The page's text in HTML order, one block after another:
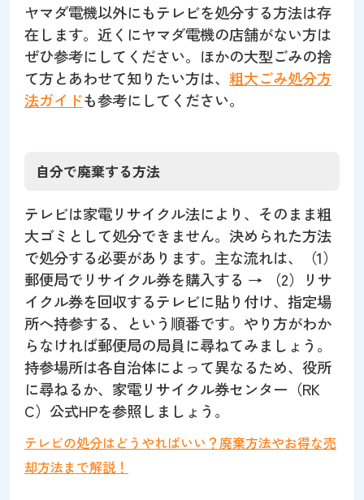
ヤマダ電機以外にもテレビを処分する方法は存
在します。近くにヤマダ電機の店舗がない方は
ぜひ参考にしてください。ほかの大型ごみの捨
て方とあわせて知りたい方は、 粗大ごみ処分方
法ガイドも参考にしてください。
自分で廃棄する方法
テレビは家電リサイクル法により、そのまま粗
大ゴミとして処分できません。決められた方法
で処分する必要があります。主な流れは、（1）
郵便局でリサイクル券を購入する → （2）リサ
イクル券を回収するテレビに貼り付け、指定場
所へ持参する、という順番です。やり方がわか
らなければ郵便局の局員に尋ねてみましょう。
持参場所は各自治体によって異なるため、役所
に尋ねるか、家電リサイクル券センター（RK
C）公式HPを参照しましょう。
テレビの処分はどうやればいい？廃棄方法やお得な売
却方法まで解説！